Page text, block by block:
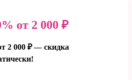
от 2 000 ₽
2 000 ₽ — скидка